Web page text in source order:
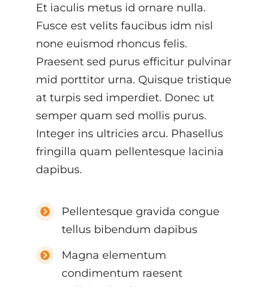
Et iaculis metus id ornare nulla.
Fusce est velits faucibus idm nisl
none euismod rhoncus felis.
Praesent sed purus efficitur pulvinar
mid porttitor urna. Quisque tristique
at turpis sed imperdiet. Donec ut
semper quam sed mollis purus.
Integer ins ultricies arcu. Phasellus
fringilla quam pellentesque lacinia
dapibus.
Pellentesque gravida congue
tellus bibendum dapibus
Magna elementum
condimentum raesent